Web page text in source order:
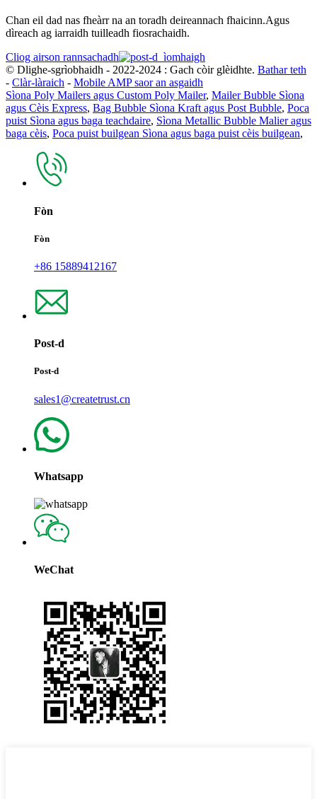
Chan eil dad nas fheàrr na an toradh deireannach fhaicinn.Agus
dìreach ag iarraidh tuilleadh fiosrachaidh.
Cliog airson rannsachadh
© Dlighe-sgrìobhaidh - 2022-2024 : Gach còir glèidhte. Bathar teth
- Clàr-làraich - Mobile AMP saor an asgaidh
Sìona Poly Mailers agus Custom Poly Mailer, Mailer Bubble Sìona
agus Cèis Express, Bag Bubble Sìona Kraft agus Post Bubble, Poca
puist Sìona agus baga teachdaire, Sìona Metallic Bubble Malier agus
baga cèis, Poca puist builgean Sìona agus baga puist cèis builgean,
Fòn
Fòn
+86 15889412167
Post-d
Post-d
sales1@createtrust.cn
Whatsapp
WeChat